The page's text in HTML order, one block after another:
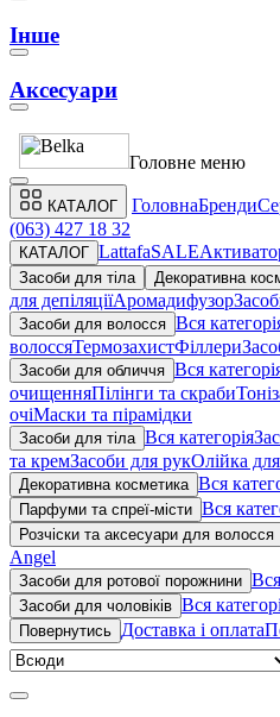
Інше
Аксесуари
Головне меню
КАТАЛОГ ГоловнаБренди
(063) 427 18 32
КАТАЛОГ LattafaSALE
Засоби для тіла
Декоративна
для депіляціїАромадифузор
Засоби для волосся Вся
волоссяТермозахистФіллери
Засоби для обличчя Вся
очищенняПілінги та скраби
очіМаски та пірамідки
Засоби для тіла Вся категорія
та кремЗасоби для рукОлійка
Декоративна косметика Вся
Парфуми та спреї-місти Вся
Розчіски та аксесуари для волосся
Angel
Засоби для ротової порожнини
Засоби для чоловіків Вся
Повернутись Доставка i оплата